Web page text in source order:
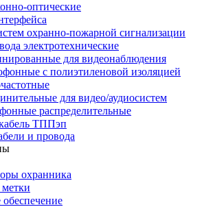
оптические
охранно-пожарной сигнализации
электротехнические
для видеонаблюдения
с полиэтиленовой изоляцией
для видео/аудиосистем
распределительные
ТППэп
и провода
охранника